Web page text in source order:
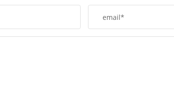
email*